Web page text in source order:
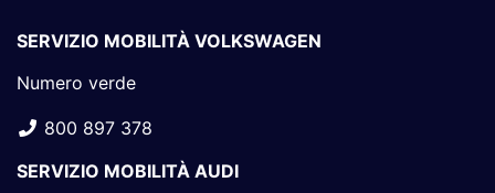
SERVIZIO MOBILITÀ VOLKSWAGEN
Numero verde
800 897 378
SERVIZIO MOBILITÀ AUDI